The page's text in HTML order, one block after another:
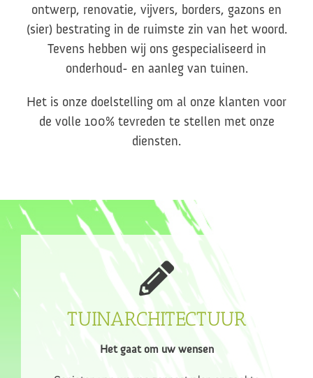
ontwerp, renovatie, vijvers, borders, gazons en
(sier) bestrating in de ruimste zin van het woord.
Tevens hebben wij ons gespecialiseerd in
onderhoud- en aanleg van tuinen.
Het is onze doelstelling om al onze klanten voor
de volle 100% tevreden te stellen met onze
diensten.
TUINARCHITECTUUR
Het gaat om uw wensen